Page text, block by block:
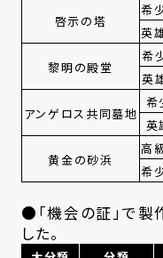
啓示の塔
希
英
黎明の殿堂
希
英
アンゲロス共同墓地
希
英
黄金の砂浜
高
希
●「機会の証」で製
した。